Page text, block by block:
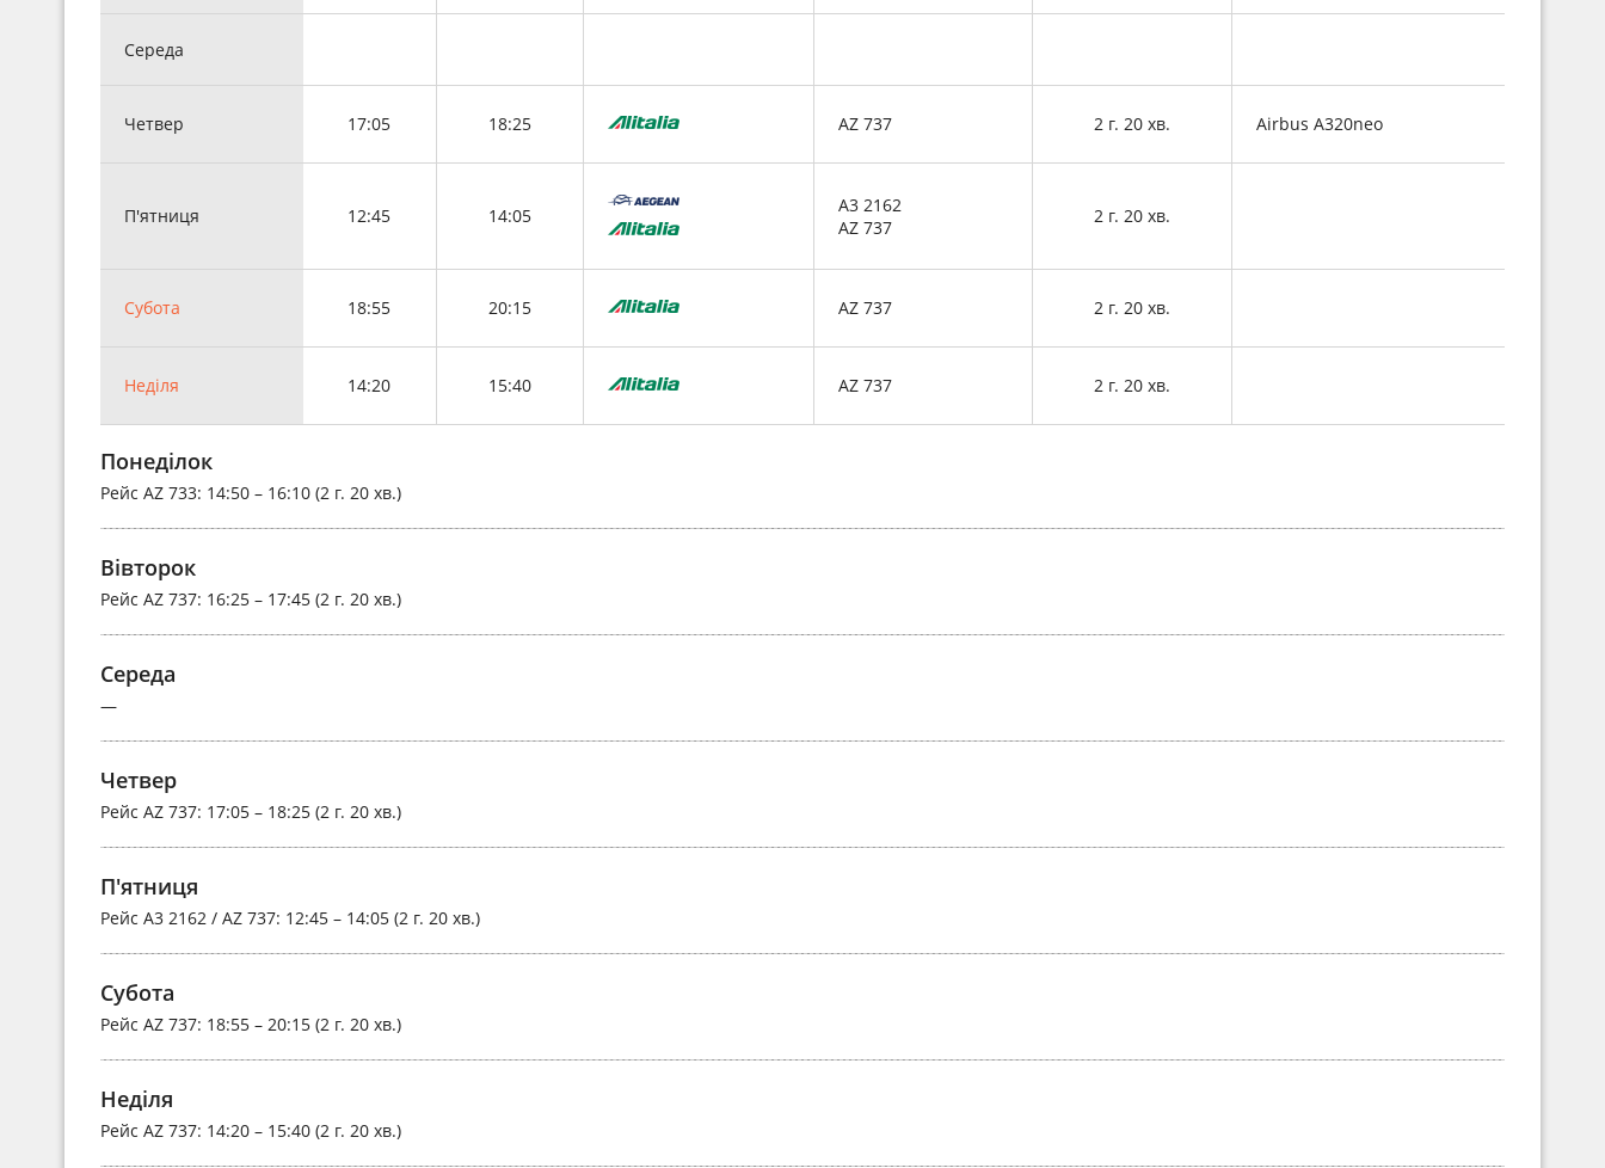
Середа
Четвер 17:05 18:25 AZ 737 2 г. 20 хв. Airbus A320neo
П'ятниця 12:45 14:05
A3 2162
AZ 737
2 г. 20 хв.
Субота 18:55 20:15 AZ 737 2 г. 20 хв.
Неділя 14:20 15:40 AZ 737 2 г. 20 хв.
Понеділок
Рейс AZ 733: 14:50 – 16:10 (2 г. 20 хв.)
Вівторок
Рейс AZ 737: 16:25 – 17:45 (2 г. 20 хв.)
Середа
—
Четвер
Рейс AZ 737: 17:05 – 18:25 (2 г. 20 хв.)
П'ятниця
Рейс A3 2162 / AZ 737: 12:45 – 14:05 (2 г. 20 хв.)
Субота
Рейс AZ 737: 18:55 – 20:15 (2 г. 20 хв.)
Неділя
Рейс AZ 737: 14:20 – 15:40 (2 г. 20 хв.)